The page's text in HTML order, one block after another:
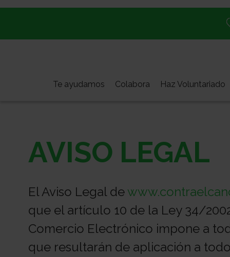
contenido
Te ayudamos Colabora Haz Voluntariado
AVISO LEGAL
El Aviso Legal de
que el artículo 10 de la Ley 34/
Comercio Electrónico impone a
que resultarán de aplicación a